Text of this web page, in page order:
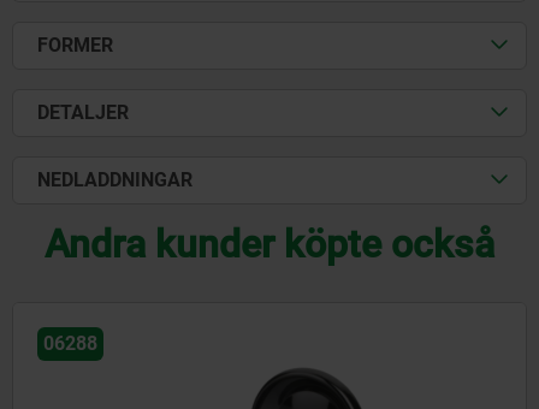
FORMER
DETALJER
NEDLADDNINGAR
Andra kunder köpte också
06289-12